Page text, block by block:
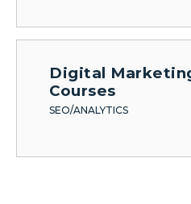
Digital
Courses
SEO/ANALYTICS